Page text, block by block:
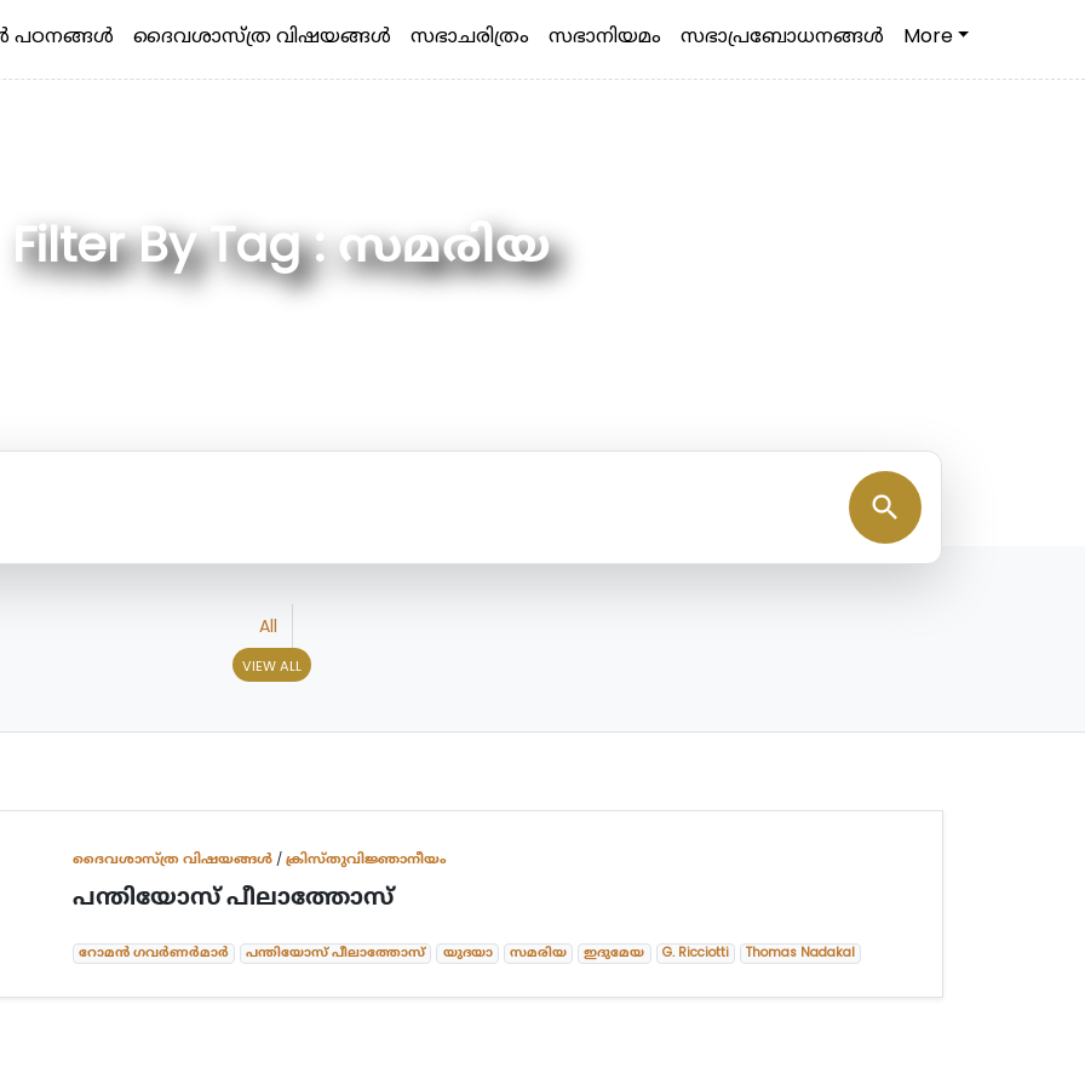
ദൈവശാസ്ത്ര വിഷയങ്ങള്‍ സഭാചരിത്രം സഭാനിയമം സഭാപ്രബോധനങ്ങള്‍ More
Filter By Tag : സമരിയ
search
All
VIEW ALL
ദൈവശാസ്ത്ര വിഷയങ്ങള്‍/ക്രിസ്തുവിജ്ഞാനീയം
പന്തിയോസ് പീലാത്തോസ്
റോമൻ ഗവർണർമാർ പന്തിയോസ് പീലാത്തോസ് യുദയാ സമരിയ ഇദുമേയ G. Ricciotti Thomas Nadakal